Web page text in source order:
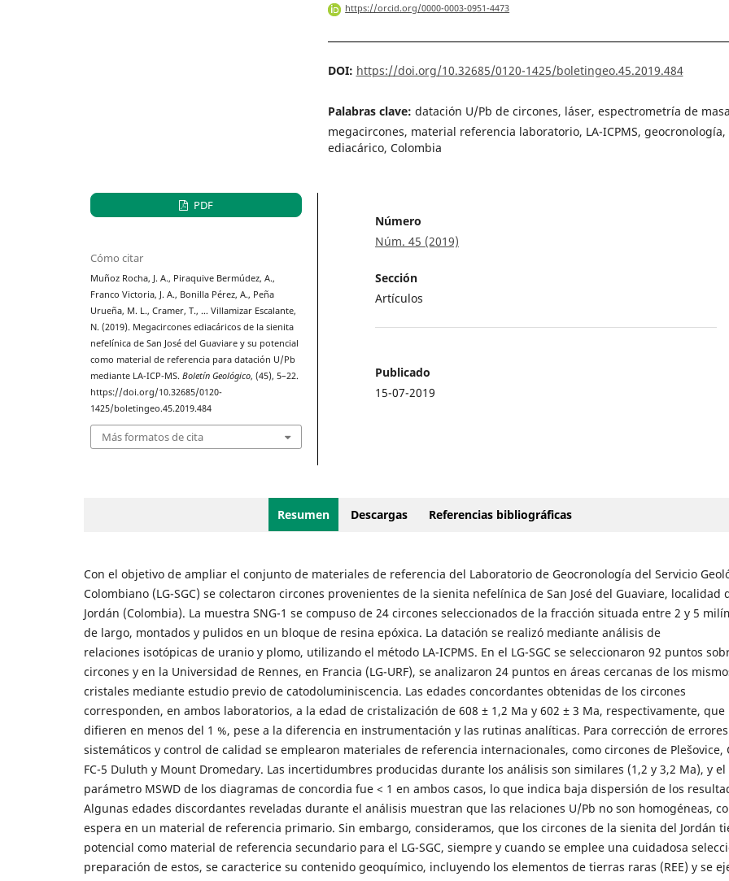
https://orcid.org/0000-0003-0951-4473
DOI: https://doi.org/10.32685/0120-1425/boletingeo.45.2019.484
Palabras clave: datación U/Pb de circones, láser, espectrometría de
megacircones, material referencia laboratorio, LA-ICPMS, geocronología,
ediacárico, Colombia
PDF
Cómo citar
Muñoz Rocha, J. A., Piraquive Bermúdez, A.,
Franco Victoria, J. A., Bonilla Pérez, A., Peña
Urueña, M. L., Cramer, T., … Villamizar Escalante,
N. (2019). Megacircones ediacáricos de la sienita
nefelínica de San José del Guaviare y su potencial
como material de referencia para datación U/Pb
mediante LA-ICP-MS.Boletín Geológico, (45), 5–22.
https://doi.org/10.32685/0120-
1425/boletingeo.45.2019.484
Más formatos de cita
Número
Núm. 45 (2019)
Sección
Artículos
Publicado
15-07-2019
Resumen Descargas Referencias bibliográficas
Con el objetivo de ampliar el conjunto de materiales de referencia del Laboratorio de Geocronología del Servicio
Colombiano (LG-SGC) se colectaron circones provenientes de la sienita nefelínica de San José del Guaviare, localidad
Jordán (Colombia). La muestra SNG-1 se compuso de 24 circones seleccionados de la fracción situada entre 2 y 5
de largo, montados y pulidos en un bloque de resina epóxica. La datación se realizó mediante análisis de
relaciones isotópicas de uranio y plomo, utilizando el método LA-ICPMS. En el LG-SGC se seleccionaron 92 puntos
circones y en la Universidad de Rennes, en Francia (LG-URF), se analizaron 24 puntos en áreas cercanas de los
cristales mediante estudio previo de catodoluminiscencia. Las edades concordantes obtenidas de los circones
corresponden, en ambos laboratorios, a la edad de cristalización de 608 ± 1,2 Ma y 602 ± 3 Ma, respectivamente, que
difieren en menos del 1 %, pese a la diferencia en instrumentación y las rutinas analíticas. Para corrección de errores
sistemáticos y control de calidad se emplearon materiales de referencia internacionales, como circones de Plešovice,
FC-5 Duluth y Mount Dromedary. Las incertidumbres producidas durante los análisis son similares (1,2 y 3,2 Ma), y el
parámetro MSWD de los diagramas de concordia fue < 1 en ambos casos, lo que indica baja dispersión de los
Algunas edades discordantes reveladas durante el análisis muestran que las relaciones U/Pb no son homogéneas,
espera en un material de referencia primario. Sin embargo, consideramos, que los circones de la sienita del Jordán
potencial como material de referencia secundario para el LG-SGC, siempre y cuando se emplee una cuidadosa
preparación de estos, se caracterice su contenido geoquímico, incluyendo los elementos de tierras raras (REE) y se